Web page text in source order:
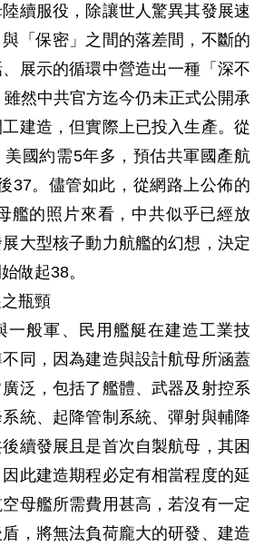
續服役，除讓世人驚異其發展速
「保密」之間的落差間，不斷的
展示的循環中營造出一種「深不
然中共官方迄今仍未正式公開承
建造，但實際上已投入生產。從
美國約需5年多，預估共軍國產航
37。儘管如此，從網路上公佈的
艦的照片來看，中共似乎已經放
大型核子動力航艦的幻想，決定
做起38。
瓶頸
一般軍、民用艦艇在建造工業技
同，因為建造與設計航母所涵蓋
泛，包括了艦體、武器及射控系
統、起降管制系統、彈射與輔降
續發展且是首次自製航母，其困
此建造期程必定有相當程度的延
母艦所需費用甚高，若沒有一定
，將無法負荷龐大的研發、建造